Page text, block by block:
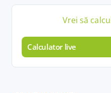
Vrei să
Calculator live